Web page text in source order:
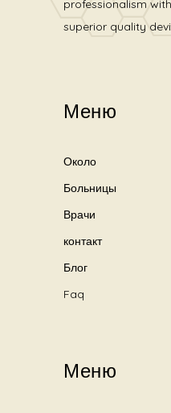
professionalism
superior quality
Меню
Около
Больницы
Врачи
контакт
Блог
Faq
Меню